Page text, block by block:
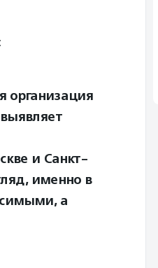
организация
и Санкт-
именно в
а